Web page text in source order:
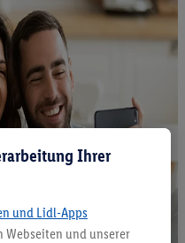
Ihrer
und Lidl-Apps
Webseiten und unserer